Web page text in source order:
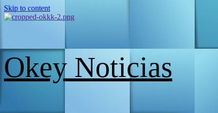
Skip to content
Okey Noticias